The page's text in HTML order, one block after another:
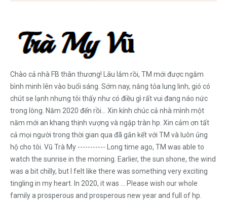
Chào cả nhà FB thân thương! Lâu lắm rồi, TM mới được ngắm
bình minh lên vào buổi sáng. Sớm nay, nắng tỏa lung linh, gió có
chút se lạnh nhưng tôi thấy như có điều gì rất vui đang náo nức
trong lòng. Năm 2020 đến rồi... Xin kính chúc cả nhà mình một
năm mới an khang thịnh vượng và ngập tràn hp. Xin cảm ơn tất
cả mọi người trong thời gian qua đã gắn kết với TM và luôn ủng
hộ cho tôi. Vũ Trà My ----------- Long time ago, TM was able to
watch the sunrise in the morning. Earlier, the sun shone, the wind
was a bit chilly, but I felt like there was something very exciting
tingling in my heart. In 2020, it was ... Please wish our whole
family a prosperous and prosperous new year and full of hp.